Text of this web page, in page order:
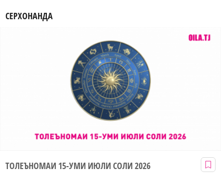
СЕРХОНАНДА
ТОЛЕЪНОМАИ 15-УМИ ИЮЛИ СОЛИ 2026